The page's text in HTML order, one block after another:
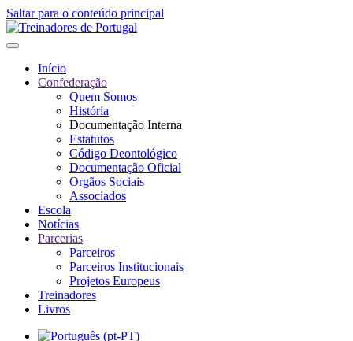
Saltar para o conteúdo principal
Início
Confederação
Quem Somos
História
Documentação Interna
Estatutos
Código Deontológico
Documentação Oficial
Orgãos Sociais
Associados
Escola
Notícias
Parcerias
Parceiros
Parceiros Institucionais
Projetos Europeus
Treinadores
Livros